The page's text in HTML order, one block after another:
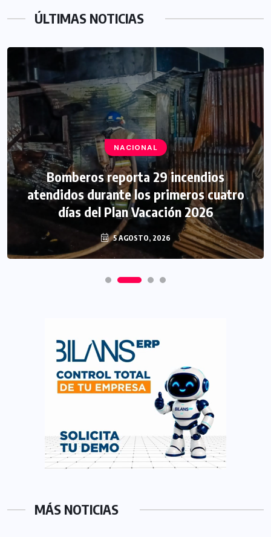
ÚLTIMAS NOTICIAS
NACIONAL
Bomberos reporta 29 incendios
atendidos durante los primeros cuatro
días del Plan Vacación 2026
5 AGOSTO, 2026
MÁS NOTICIAS